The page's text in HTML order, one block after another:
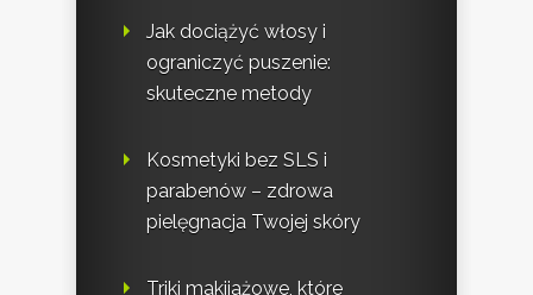
Jak dociążyć włosy i
ograniczyć puszenie:
skuteczne metody
Kosmetyki bez SLS i
parabenów – zdrowa
pielęgnacja Twojej skóry
Triki makijażowe, które